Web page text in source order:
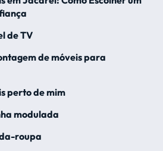
de TV
de móveis para
perto de mim
modulada
roupa